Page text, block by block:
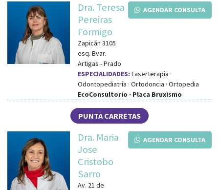
AGENDAR CONSULTA
Dra. Teresa
Pereiras
Formigo
Zapicán 3105
esq. Bvar.
Artigas -Prado
ESPECIALIDADES: Laserterapia ·
Odontopediatría · Ortodoncia · Ortopedia
EcoConsultorio · Placa Bruxismo
PUNTA CARRETAS
AGENDAR CONSULTA
Dra. Maria
Jose
Cristobo
Sarro
Av. 21 de